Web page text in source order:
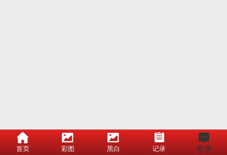
首页 彩图 黑白 记录 香港